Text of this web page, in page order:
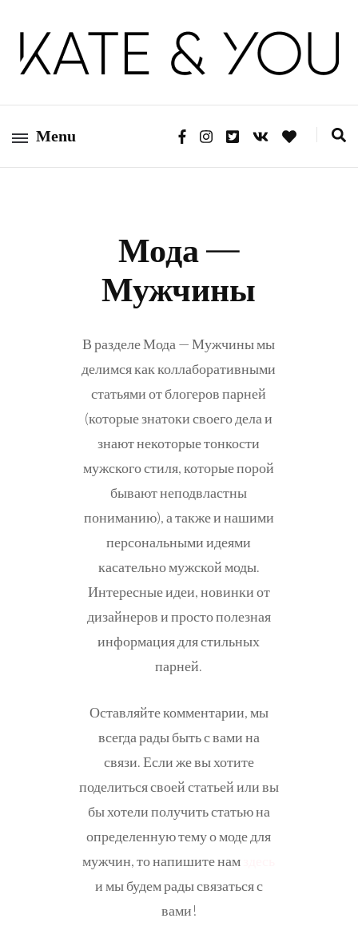
Kate&You
Menu
Мода —
Мужчины
В разделе Мода — Мужчины мы
делимся как коллаборативными
статьями от блогеров парней
(которые знатоки своего дела и
знают некоторые тонкости
мужского стиля, которые порой
бывают неподвластны
пониманию), а также и нашими
персональными идеями
касательно мужской моды.
Интересные идеи, новинки от
дизайнеров и просто полезная
информация для стильных
парней.
Оставляйте комментарии, мы
всегда рады быть с вами на
связи. Если же вы хотите
поделиться своей статьей или вы
бы хотели получить статью на
определенную тему о моде для
мужчин, то напишите нам
и мы будем рады связаться с
вами!